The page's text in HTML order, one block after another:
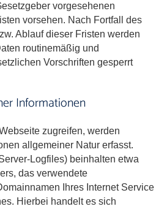
vorgesehenen
vorsehen. Nach Fortfall des
Ablauf dieser Fristen werden
routinemäßig und
Vorschriften gesperrt
Informationen
zugreifen, werden
allgemeiner Natur erfasst.
Logfiles) beinhalten etwa
das verwendete
Ihres Internet Service
Hierbei handelt es sich